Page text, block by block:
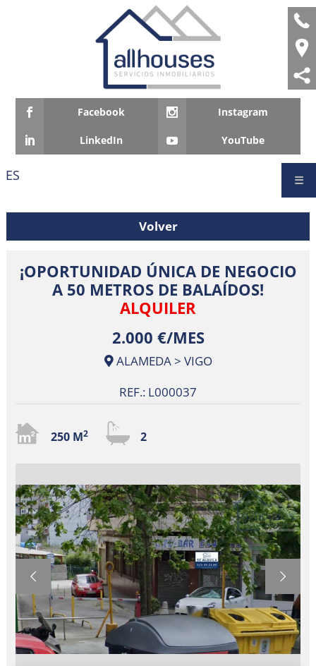
Facebook Instagram
LinkedIn YouTube
ES ☰
Volver
¡OPORTUNIDAD ÚNICA DE NEGOCIO
A 50 METROS DE BALAÍDOS!
ALQUILER
2.000 €/MES
ALAMEDA > VIGO
REF.: L000037
250 M2 2

